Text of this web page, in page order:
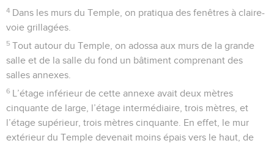
4 Dans les murs du Temple, on pratiqua des fenêtres à claire-
voie grillagées.
5 Tout autour du Temple, on adossa aux murs de la grande
salle et de la salle du fond un bâtiment comprenant des
salles annexes.
6 L’étage inférieur de cette annexe avait deux mètres
cinquante de large, l’étage intermédiaire, trois mètres, et
l’étage supérieur, trois mètres cinquante. En effet, le mur
extérieur du Temple devenait moins épais vers le haut, de